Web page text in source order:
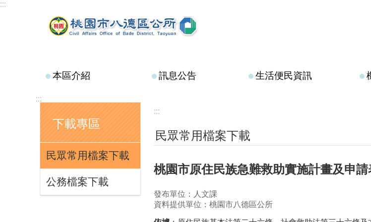
跳到主要內容區塊
:::
本區介紹 訊息公告 生活便民資訊
:::
下載專區
民眾常用檔案下載
公務檔案下載
:::
民眾常用檔案下載
桃園市原住民族急難救助實施計畫及申請
發布單位：人文課
資料提供單位：桃園市八德區公所